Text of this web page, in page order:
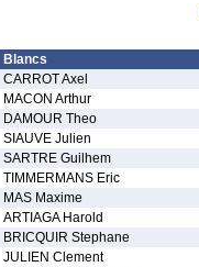
Blancs
CARROT Axel
MACON Arthur
DAMOUR Theo
SIAUVE Julien
SARTRE Guilhem
TIMMERMANS Eric
MAS Maxime
ARTIAGA Harold
BRICQUIR Stephane
JULIEN Clement